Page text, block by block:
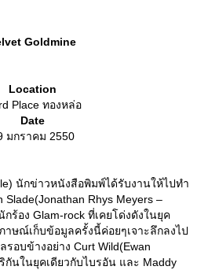
Goldmine
Location
Place ทองหล่อ
Date
มกราคม 2550
นักข่าวหนังสือพิมพ์ได้รับงานให้ไปทำ
Slade(Jonathan Rhys Meyers –
ร้อง Glam-rock ที่เคยโด่งดังในยุค
าษณ์เก็บข้อมูลครั้งนี้ค่อยๆเจาะลึกลงไป
อบข้างอย่าง Curt Wild(Ewan
กันในยุคเดียวกับไบรอัน และ Maddy